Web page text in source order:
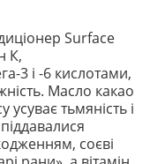
Surface
К,
3 і -6 кислотами,
Масло какао
усуває тьмяність і
соєві